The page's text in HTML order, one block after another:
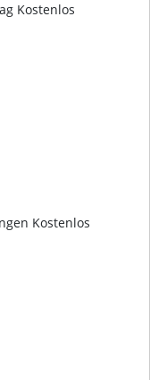
Kostenlos
Kostenlos